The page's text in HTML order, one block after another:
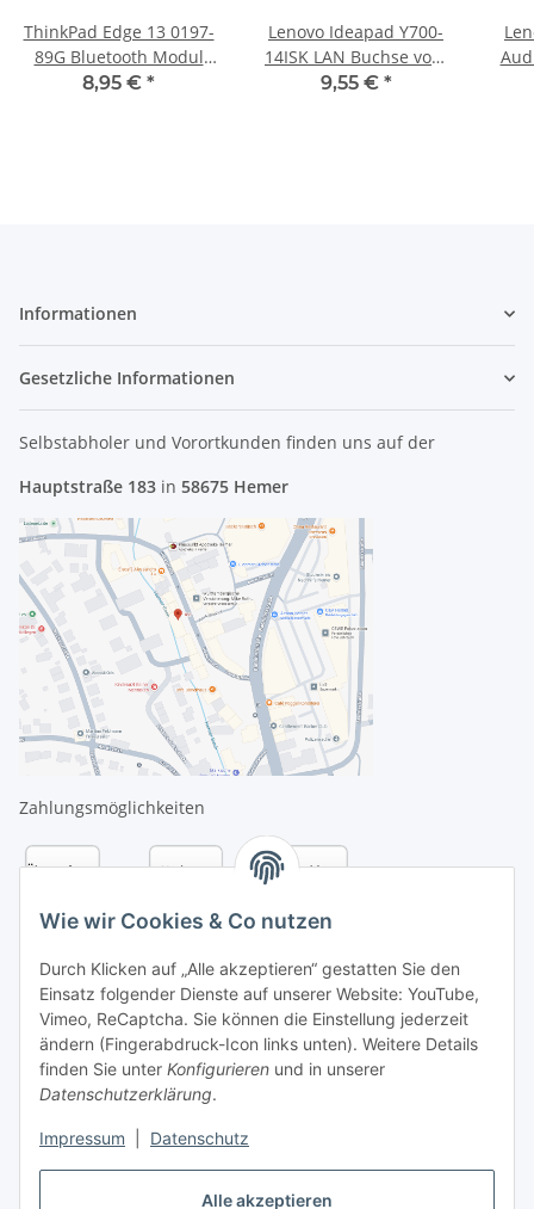
Alle akzeptieren
Wie wir Cookies & Co nutzen
Durch Klicken auf „Alle akzeptieren“ gestatten Sie den
Einsatz folgender Dienste auf unserer Website: YouTube,
Vimeo, ReCaptcha. Sie können die Einstellung jederzeit
ändern (Fingerabdruck-Icon links unten). Weitere Details
finden Sie unter Konfigurieren und in unserer
Datenschutzerklärung.
Impressum Datenschutz
ThinkPad Edge 13 0197-
89G Bluetooth Modul
60Y3199 #2703
8,95 € *
Lenovo Ideapad Y700-
14ISK LAN Buchse vom
Mainboard #4482
9,55 € *
Informationen
Gesetzliche Informationen
Selbstabholer und Vorortkunden finden uns auf der
Hauptstraße 183 in 58675 Hemer
Zahlungsmöglichkeiten